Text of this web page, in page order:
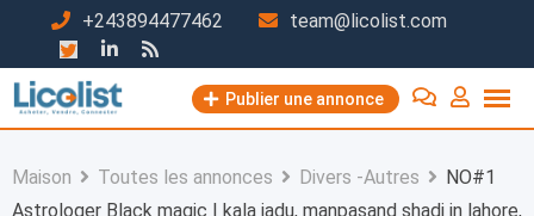
contenu
+243894477462 team@licolist.com
Publier une annonce
Maison Toutes les annonces Divers -Autres
NO#1
Astrologer Black magic | kala jadu, manpasand shadi in lahore,